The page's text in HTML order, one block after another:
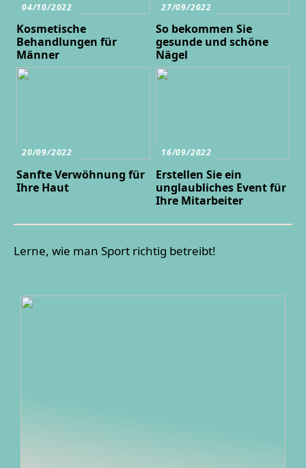
04/10/2022
Kosmetische
Behandlungen für
Männer
27/09/2022
So bekommen Sie
gesunde und schöne
Nägel
20/09/2022
Sanfte Verwöhnung für
Ihre Haut
16/09/2022
Erstellen Sie ein
unglaubliches Event für
Ihre Mitarbeiter
Lerne, wie man Sport richtig betreibt!